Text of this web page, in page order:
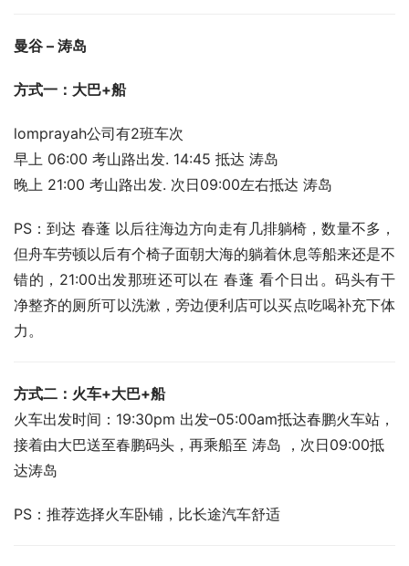
曼谷 – 涛岛
方式一：大巴+船
lomprayah公司有2班车次
早上 06:00 考山路出发. 14:45 抵达 涛岛
晚上 21:00 考山路出发. 次日09:00左右抵达 涛岛
PS：到达 春蓬 以后往海边方向走有几排躺椅，数量不多，
但舟车劳顿以后有个椅子面朝大海的躺着休息等船来还是不
错的，21:00出发那班还可以在 春蓬 看个日出。码头有干
净整齐的厕所可以洗漱，旁边便利店可以买点吃喝补充下体
力。
方式二：火车+大巴+船
火车出发时间：19:30pm 出发–05:00am抵达春鹏火车站，
接着由大巴送至春鹏码头，再乘船至 涛岛 ，次日09:00抵
达涛岛
PS：推荐选择火车卧铺，比长途汽车舒适